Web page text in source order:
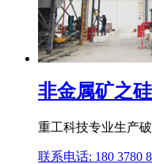
非金属矿之
重工科技专业生产
联系电话: 180 3780